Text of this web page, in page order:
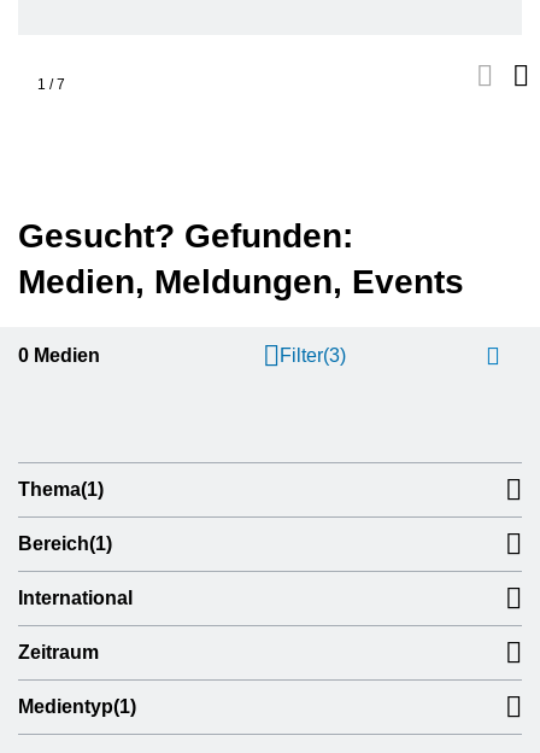
1 /7
Gesucht? Gefunden:
Medien, Meldungen, Events
0 Medien Filter(3)
Thema(1)
Bereich(1)
International
Zeitraum
Medientyp(1)